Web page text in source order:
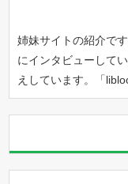
姉妹サイトの紹介で
にインタビューして
えしています。「